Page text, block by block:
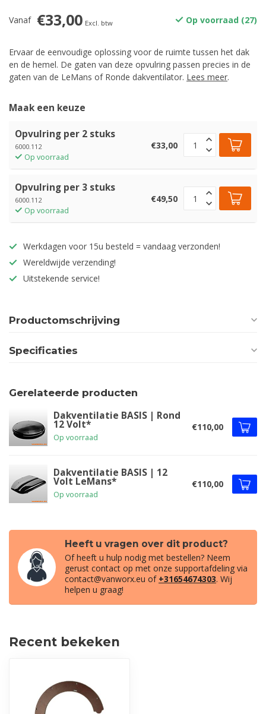
Vanaf €33,00 Excl. btw Op voorraad (27)
Ervaar de eenvoudige oplossing voor de ruimte tussen het dak
en de hemel. De gaten van deze opvulring passen precies in de
gaten van de LeMans of Ronde dakventilator. Lees meer.
Maak een keuze
Opvulring per 2 stuks
6000.112
Op voorraad
€33,00
Opvulring per 3 stuks
6000.112
Op voorraad
€49,50
Werkdagen voor 15u besteld = vandaag verzonden!
Wereldwijde verzending!
Uitstekende service!
Productomschrijving
Specificaties
Gerelateerde producten
Dakventilatie BASIS | Rond
12 Volt*
Op voorraad
€110,00
Dakventilatie BASIS | 12
Volt LeMans*
Op voorraad
€110,00
Heeft u vragen over dit product?
Of heeft u hulp nodig met bestellen? Neem
gerust contact op met onze supportafdeling via
contact@vanworx.eu of +31654674303. Wij
helpen u graag!
Recent bekeken